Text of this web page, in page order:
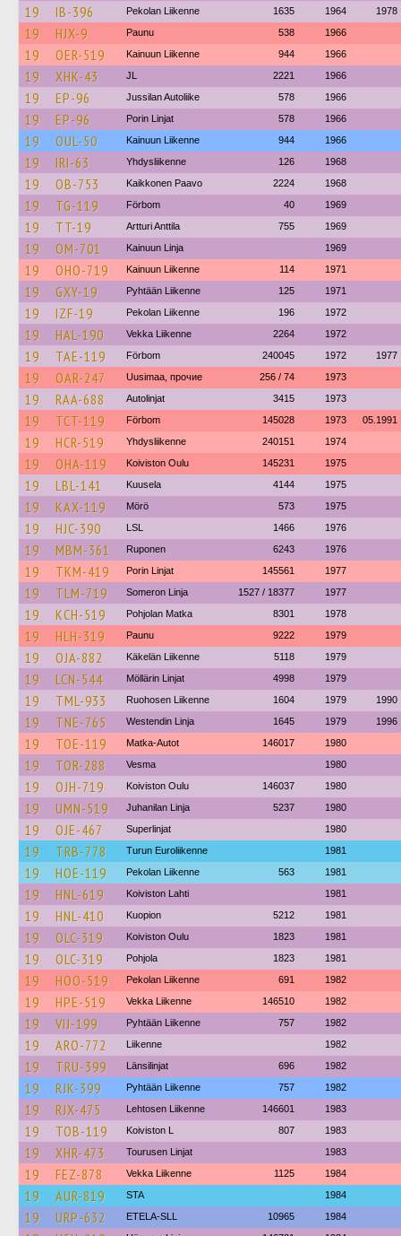
19 IB-396 Pekolan Liikenne 1635 1964 1978
19 HJX-9 Paunu 538 1966
19 OER-519 Kainuun Liikenne 944 1966
19 XHK-43 JL 2221 1966
19 EP-96 Jussilan Autoliike 578 1966
19 EP-96 Porin Linjat 578 1966
19 OUL-50 Kainuun Liikenne 944 1966
19 IRI-63 Yhdysliikenne 126 1968
19 OB-753 Kaikkonen Paavo 2224 1968
19 TG-119 Förbom 40 1969
19 TT-19 Artturi Anttila 755 1969
19 OM-701 Kainuun Linja 1969
19 OHO-719 Kainuun Liikenne 114 1971
19 GXY-19 Pyhtään Liikenne 125 1971
19 IZF-19 Pekolan Liikenne 196 1972
19 HAL-190 Vekka Liikenne 2264 1972
19 TAE-119 Förbom 240045 1972 1977
19 OAR-247 Uusimaa, прочие 256 / 74 1973
19 RAA-688 Autolinjat 3415 1973
19 TCT-119 Förbom 145028 1973 05.1991
19 HCR-519 Yhdysliikenne 240151 1974
19 OHA-119 Koiviston Oulu 145231 1975
19 LBL-141 Kuusela 4144 1975
19 KAX-119 Mörö 573 1975
19 HJC-390 LSL 1466 1976
19 MBM-361 Ruponen 6243 1976
19 TKM-419 Porin Linjat 145561 1977
19 TLM-719 Someron Linja 1527 / 18377 1977
19 KCH-519 Pohjolan Matka 8301 1978
19 HLH-319 Paunu 9222 1979
19 OJA-882 Käkelän Liikenne 5118 1979
19 LCN-544 Möllärin Linjat 4998 1979
19 TML-933 Ruohosen Liikenne 1604 1979 1990
19 TNE-765 Westendin Linja 1645 1979 1996
19 TOE-119 Matka-Autot 146017 1980
19 TOR-288 Vesma 1980
19 OJH-719 Koiviston Oulu 146037 1980
19 UMN-519 Juhanilan Linja 5237 1980
19 OJE-467 Superlinjat 1980
19 TRB-778 Turun Euroliikenne 1981
19 HOE-119 Pekolan Liikenne 563 1981
19 HNL-619 Koiviston Lahti 1981
19 HNL-410 Kuopion 5212 1981
19 OLC-319 Koiviston Oulu 1823 1981
19 OLC-319 Pohjola 1823 1981
19 HOO-519 Pekolan Liikenne 691 1982
19 HPE-519 Vekka Liikenne 146510 1982
19 VIJ-199 Pyhtään Liikenne 757 1982
19 ARO-772 Liikenne 1982
19 TRU-399 Länsilinjat 696 1982
19 RJK-399 Pyhtään Liikenne 757 1982
19 RJX-475 Lehtosen Liikenne 146601 1983
19 TOB-119 Koiviston L 807 1983
19 XHR-473 Tourusen Linjat 1983
19 FEZ-878 Vekka Liikenne 1125 1984
19 AUR-819 STA 1984
19 URP-632 ETELA-SLL 10965 1984